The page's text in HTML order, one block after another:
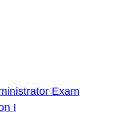
Exam
I